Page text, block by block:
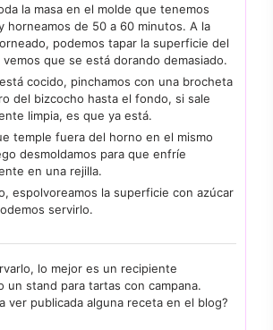
la masa en el molde que tenemos
horneamos de 50 a 60 minutos. A la
podemos tapar la superficie del
vemos que se está dorando demasiado.
cocido, pinchamos con una brocheta
del bizcocho hasta el fondo, si sale
limpia, es que ya está.
temple fuera del horno en el mismo
desmoldamos para que enfríe
en una rejilla.
espolvoreamos la superficie con azúcar
servirlo.
lo mejor es un recipiente
un stand para tartas con campana.
ver publicada alguna receta en el blog?